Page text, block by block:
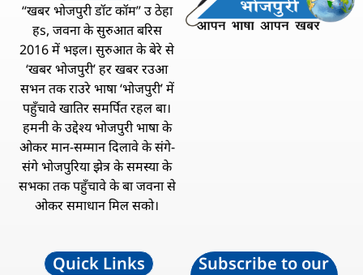
“खबर भोजपुरी डॉट कॉम” उ ठेहा
हs, जवना के सुरुआत बरिस
2016 में भइल। सुरुआत के बेरे से
‘खबर भोजपुरी’ हर खबर रउआ
सभन तक राउरे भाषा ‘भोजपुरी’ में
पहुँचावे खातिर समर्पित रहल बा।
हमनी के उद्देश्य भोजपुरी भाषा के
ओकर मान-सम्मान दिलावे के संगे-
संगे भोजपुरिया झेत्र के समस्या के
सभका तक पहुँचावे के बा जवना से
ओकर समाधान मिल सको।
Quick Links
Subscribe to our